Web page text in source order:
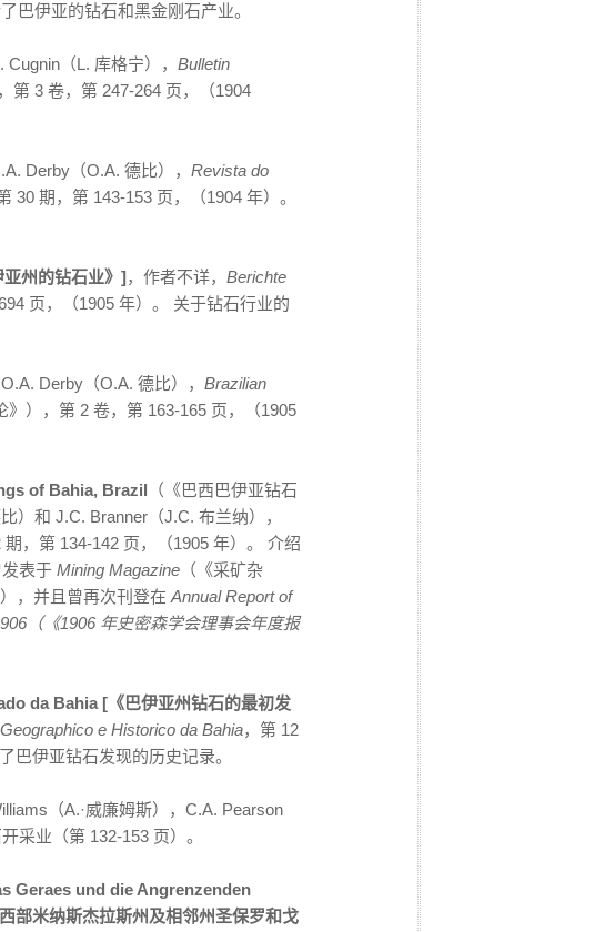
巴伊亚的钻石和黑金刚石产业。
Cugnin（L. 库格宁）， Bulletin
第 3 卷，第 247-264 页，（1904
Derby（O.A. 德比）， Revista do
30 期，第 143-153 页，（1904 年）。
州的钻石业》]，作者不详， Berichte
页，（1905 年）。 关于钻石行业的
Derby（O.A. 德比）， Brazilian
），第 2 卷，第 163-165 页，（1905
of Bahia, Brazil （《巴西巴伊亚钻石
）和 J.C. Branner（J.C. 布兰纳），
，第 134-142 页，（1905 年）。 介绍
表于 Mining Magazine （《采矿杂
，并且曾再次刊登在 Annual Report of
（《1906 年史密森学会理事会年度报
da Bahia [《巴伊亚州钻石的最初发
e Historico da Bahia，第 12
巴伊亚钻石发现的历史记录。
（A.·威廉姆斯），C.A. Pearson
采业（第 132-153 页）。
Geraes und die Angrenzenden
部米纳斯杰拉斯州及相邻州圣保罗和戈